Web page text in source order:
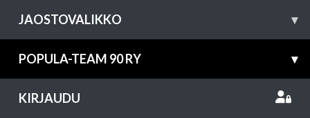
JAOSTOVALIKKO ▾
POPULA-TEAM 90 RY ▾
KIRJAUDU